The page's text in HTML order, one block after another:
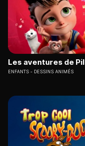
Les aventures de Pil
ENFANTS DESSINS ANIMÉS